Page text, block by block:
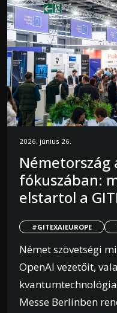
2026. június 26.
Németország
fókuszában:
elstartol a
#GITEXAIEUROPE
Német szövetségi
OpenAI vezetőit,
Messe Berlinben